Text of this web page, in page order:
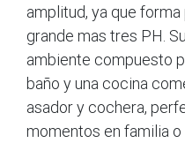
amplitud, ya que
grande mas tres PH.
ambiente compuesto
baño y una cocina
asador y cochera,
momentos en familia